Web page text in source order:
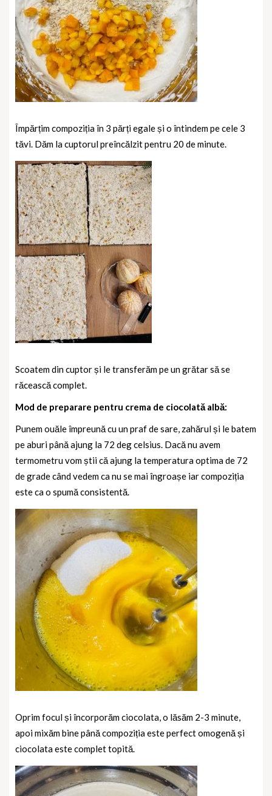
Împărțim compoziția în 3 părți egale și o întindem pe cele 3
tăvi. Dăm la cuptorul preîncălzit pentru 20 de minute.
Scoatem din cuptor și le transferăm pe un grătar să se
răcească complet.
Mod de preparare pentru crema de ciocolată albă:
Punem ouăle împreună cu un praf de sare, zahărul și le batem
pe aburi până ajung la 72 deg celsius. Dacă nu avem
termometru vom știi că ajung la temperatura optima de 72
de grade când vedem ca nu se mai îngroașe iar compoziția
este ca o spumă consistentă.
Oprim focul și încorporăm ciocolata, o lăsăm 2-3 minute,
apoi mixăm bine până compoziția este perfect omogenă și
ciocolata este complet topită.